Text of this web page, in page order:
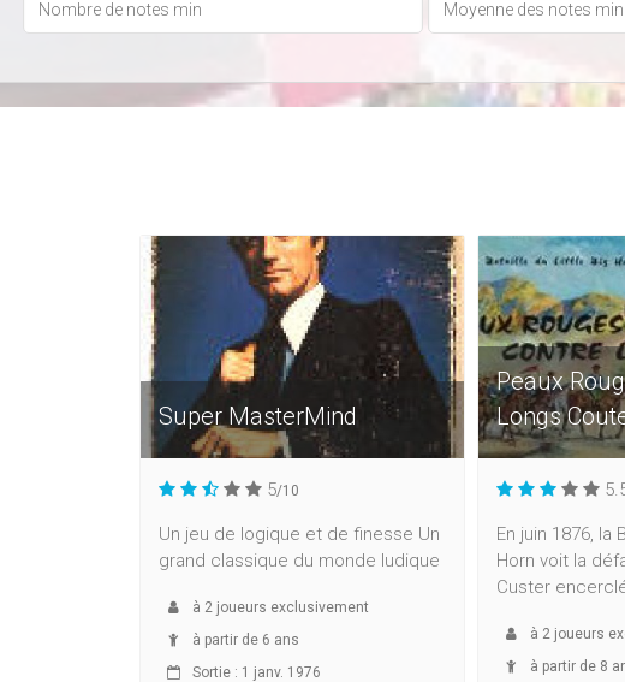
Super MasterMind
5/10
Un jeu de logique et de finesse Un
grand classique du monde ludique
à 2 joueurs exclusivement
à partir de 6 ans
Sortie : 1 janv. 1976
Peaux
Longs
En juin 1876, la
Horn voit la
Custer
à 2 joueurs
à partir de 8